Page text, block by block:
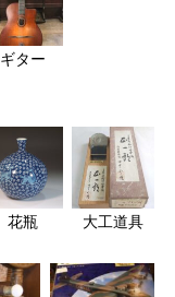
ギター
花瓶 大工道具